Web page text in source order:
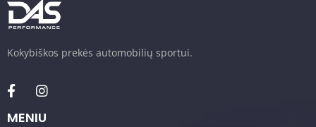
Kokybiškos prekės automobilių sportui.
MENIU